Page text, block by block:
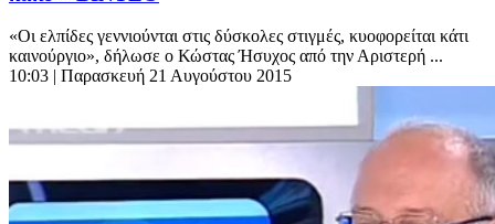
«Οι ελπίδες γεννιούνται στις δύσκολες στιγμές, κυοφορείται κάτι
καινούργιο», δήλωσε ο Κώστας Ήσυχος από την Αριστερή ...
10:03 | Παρασκευή 21 Αυγούστου 2015